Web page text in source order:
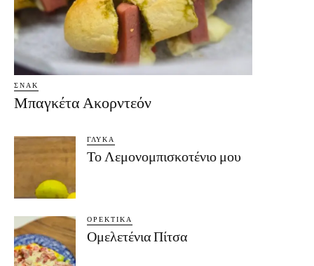
ΣΝΑΚ
Μπαγκέτα Ακορντεόν
ΓΛΥΚΆ
Το Λεμονομπισκοτένιο μου
ΟΡΕΚΤΙΚΆ
Ομελετένια Πίτσα